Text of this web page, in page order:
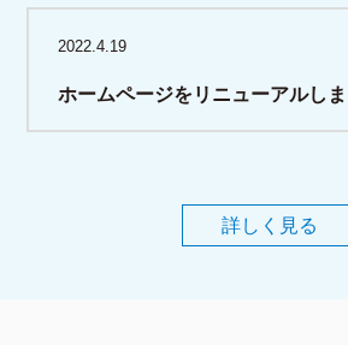
2022.4.19
ホームページをリニューアルしま
詳しく見る